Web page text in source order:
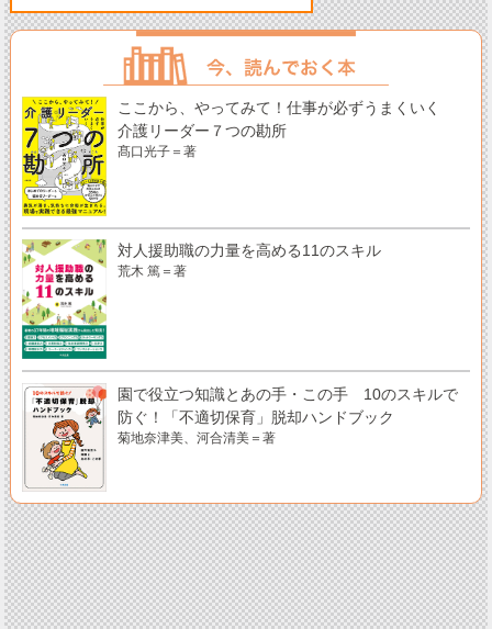
ここから、やってみて！仕事が必ずうまくいく
介護リーダー７つの勘所
髙口光子＝著
対人援助職の力量を高める11のスキル
荒木 篤＝著
園で役立つ知識とあの手・この手 10のスキルで
防ぐ！「不適切保育」脱却ハンドブック
菊地奈津美、河合清美＝著